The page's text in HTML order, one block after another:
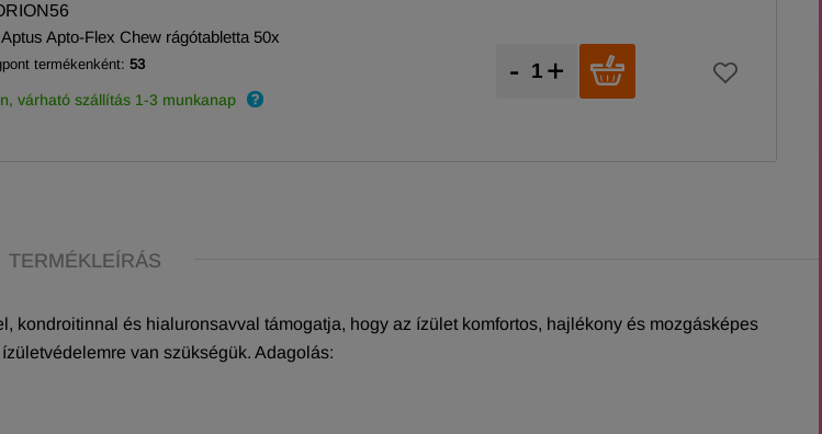
Aptus Apto-Flex Chew rágótabletta 50x
termékenként: 53
várható szállítás 1-3 munkanap
+
-
TERMÉKLEÍRÁS
kondroitinnal és hialuronsavval támogatja, hogy az ízület komfortos, hajlékony és mozgásképes
van szükségük. Adagolás: